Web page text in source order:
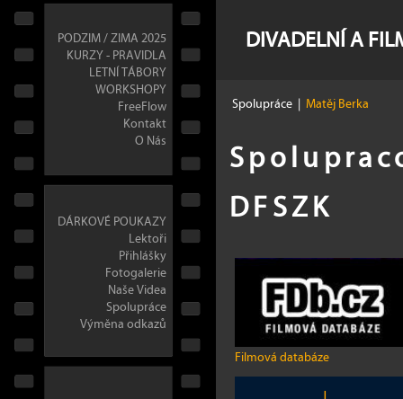
PODZIM / ZIMA 2025
KURZY - PRAVIDLA
LETNÍ TÁBORY
WORKSHOPY
FreeFlow
Kontakt
O Nás
DÁRKOVÉ POUKAZY
Lektoři
Přihlášky
Fotogalerie
Naše Videa
Spolupráce
Výměna odkazů
DIVADELNÍ A
Spolupráce | Matěj Berka
DFSZK
Filmová databáze